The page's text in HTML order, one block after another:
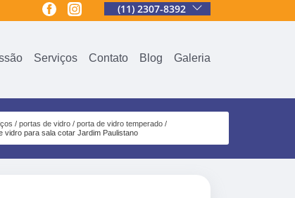
(11) 2307-8392
Serviços Contato Blog Galeria
portas de vidro
porta de vidro temperado
vidro para sala cotar Jardim Paulistano